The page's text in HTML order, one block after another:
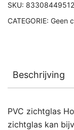
SKU:
CATEGORIE: Geen
Beschrijving
PVC zichtglas
zichtglas kan